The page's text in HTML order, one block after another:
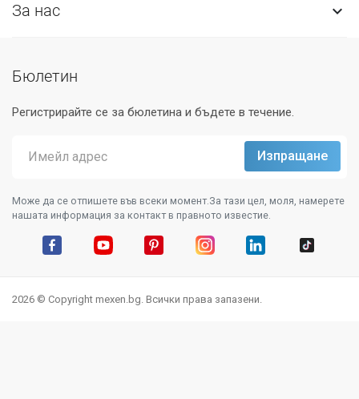
За нас 
Бюлетин
Регистрирайте се за бюлетина и бъдете в течение.
Може да се отпишете във всеки момент.За тази цел, моля, намерете
нашата информация за контакт в правното известие.
2026 © Copyright mexen.bg. Всички права запазени.